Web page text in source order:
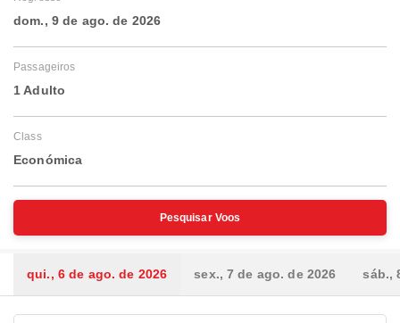
dom., 9 de ago. de 2026
Passageiros
1 Adulto
Class
Económica
Pesquisar Voos
qui., 6 de ago. de 2026 sex., 7 de ago. de 2026 sáb.,